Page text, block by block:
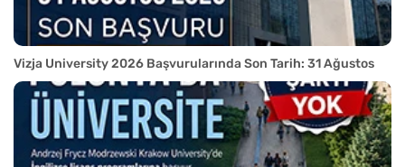
Vizja University 2026 Başvurularında Son Tarih: 31 Ağustos